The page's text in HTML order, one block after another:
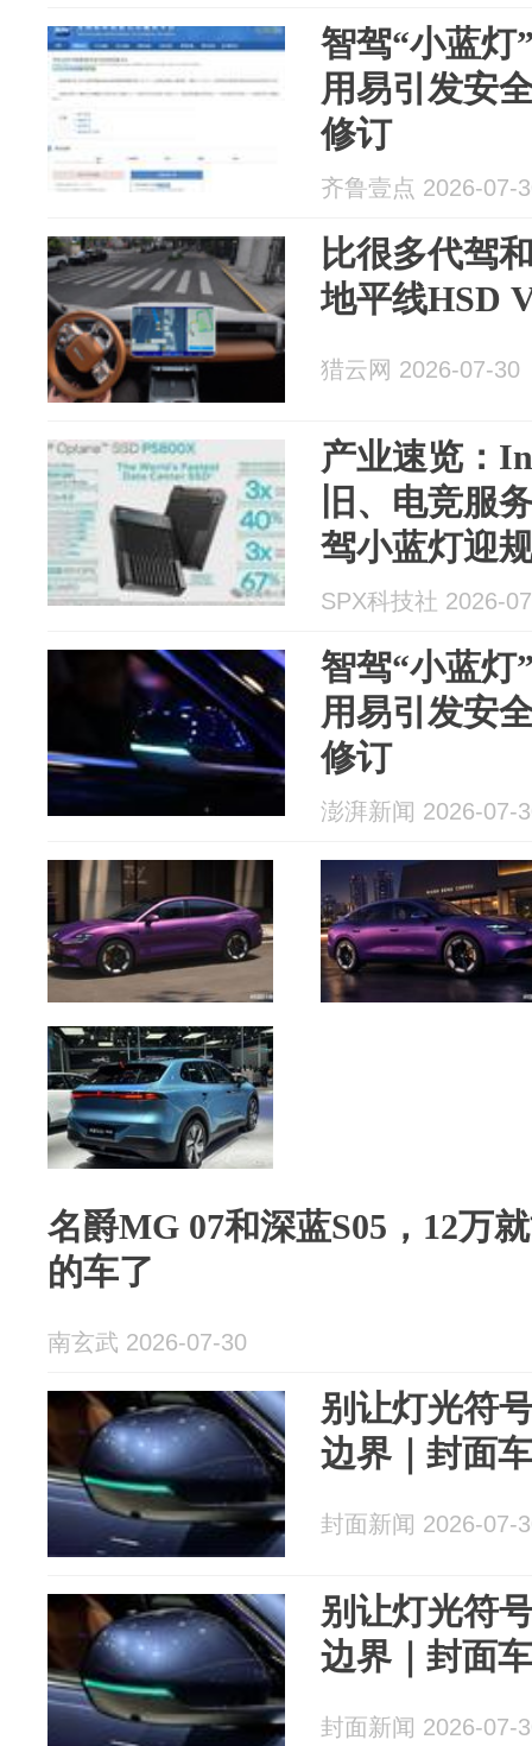
智驾“小蓝灯
用易引发安
修订
齐鲁壹点 2026-07-
比很多代驾
地平线HSD
猎云网 2026-07-30
产业速览：
旧、电竞服
驾小蓝灯迎
8S Pro配置
SPX科技社 2026-
智驾“小蓝灯
用易引发安
修订
澎湃新闻 2026-07-
名爵MG 07和深蓝S05，12万
的车了
南玄武 2026-07-30
别让灯光符
边界｜封面
封面新闻 2026-07-
别让灯光符
边界｜封面
封面新闻 2026-07-